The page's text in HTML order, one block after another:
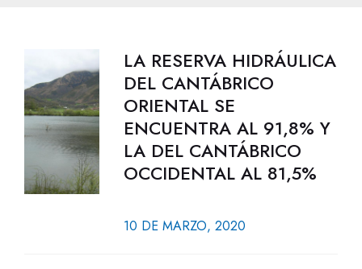
LA RESERVA HIDRÁULICA
DEL CANTÁBRICO
ORIENTAL SE
ENCUENTRA AL 91,8% Y
LA DEL CANTÁBRICO
OCCIDENTAL AL 81,5%
10 DE MARZO, 2020